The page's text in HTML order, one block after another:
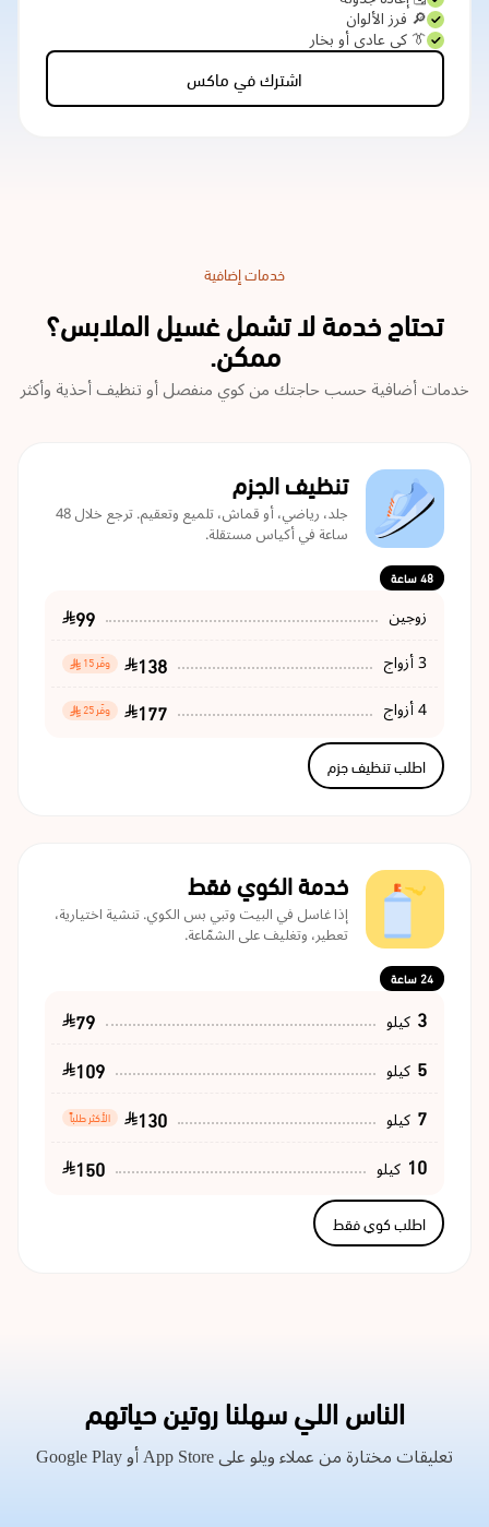
🔎 فرز الألوان
👔 كي عادي أو بخار
اشترك في ماكس
خدمات إضافية
تحتاج خدمة لا تشمل غسيل الملابس؟
ممكن.
خدمات أضافية حسب حاجتك من كوي منفصل أو تنظيف أحذية وأكثر
تنظيف الجزم
جلد، رياضي، أو قماش، تلميع وتعقيم. ترجع خلال 48
ساعة في أكياس مستقلة.
48 ساعة
زوجين 99
3 أزواج 138 وفّر 15
4 أزواج 177 وفّر 25
اطلب تنظيف جزم
خدمة الكوي فقط
إذا غاسل في البيت وتبي بس الكوي. تنشية اختيارية،
تعطير، وتغليف على الشمّاعة.
24 ساعة
3 كيلو
79
5 كيلو
109
7 كيلو 130 الأكثر طلباً
10 كيلو 150
اطلب كوي فقط
الناس اللي سهلنا روتين حياتهم
تعليقات مختارة من عملاء ويلو على App Store أو Google Play